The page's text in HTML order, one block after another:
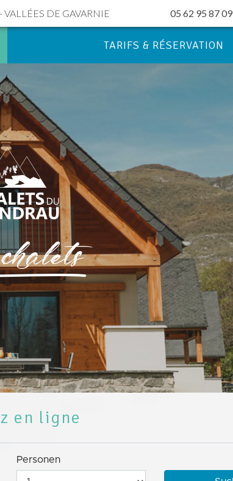
VALLÉES DE GAVARNIE 05 62 95 87 09
TARIFS & RÉSERVATION
en ligne